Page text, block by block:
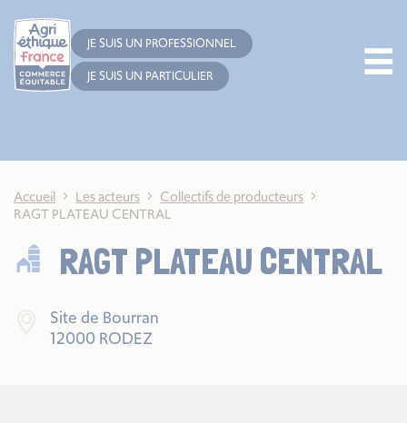
JE SUIS UN PROFESSIONNEL
JE SUIS UN PARTICULIER
Accueil Les acteurs
Collectifs de producteurs
RAGT PLATEAU CENTRAL
RAGT PLATEAU CENTRAL
Site de Bourran
12000 RODEZ